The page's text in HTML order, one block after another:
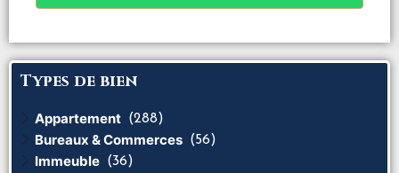
Types de bien
Appartement (288)
Bureaux & Commerces (56)
Immeuble (36)